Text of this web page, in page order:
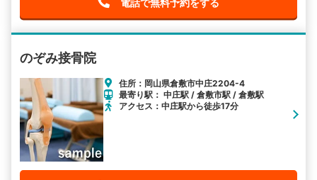
のぞみ接骨院
住所：岡山県倉敷市中庄2204-4
最寄り駅： 中庄駅 / 倉敷市駅 / 倉敷駅
アクセス：中庄駅から徒歩17分